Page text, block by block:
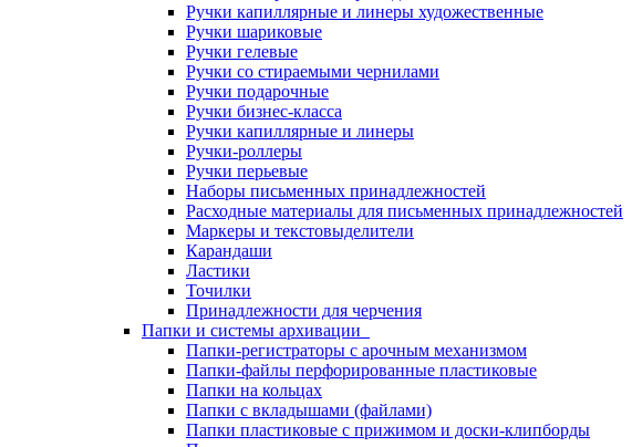
Ручки капиллярные и линеры художественные
Ручки шариковые
Ручки гелевые
Ручки со стираемыми чернилами
Ручки подарочные
Ручки бизнес-класса
Ручки капиллярные и линеры
Ручки-роллеры
Ручки перьевые
Наборы письменных принадлежностей
Расходные материалы для письменных принадлежностей
Маркеры и текстовыделители
Карандаши
Ластики
Точилки
Принадлежности для черчения
Папки и системы архивации
Папки-регистраторы с арочным механизмом
Папки-файлы перфорированные пластиковые
Папки на кольцах
Папки с вкладышами (файлами)
Папки пластиковые с прижимом и доски-клипборды